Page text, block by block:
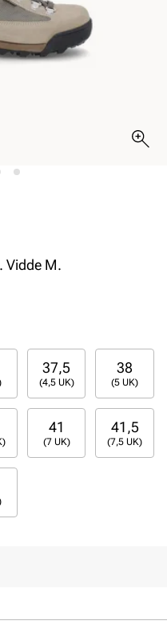
Vidde M.
37,5
(4,5 UK)
38
(5 UK)
41
(7 UK)
41,5
(7,5 UK)